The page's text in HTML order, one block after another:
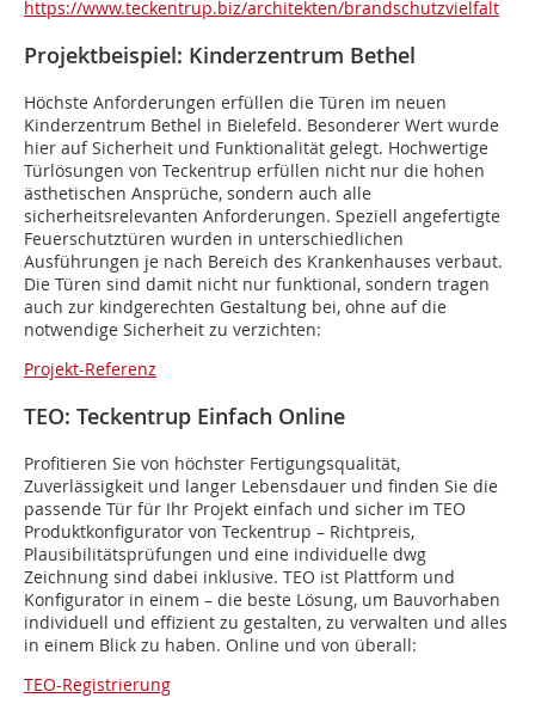
https://www.teckentrup.biz/architekten/brandschutzvielfalt
Projektbeispiel: Kinderzentrum Bethel
Höchste Anforderungen erfüllen die Türen im neuen
Kinderzentrum Bethel in Bielefeld. Besonderer Wert wurde
hier auf Sicherheit und Funktionalität gelegt. Hochwertige
Türlösungen von Teckentrup erfüllen nicht nur die hohen
ästhetischen Ansprüche, sondern auch alle
sicherheitsrelevanten Anforderungen. Speziell angefertigte
Feuerschutztüren wurden in unterschiedlichen
Ausführungen je nach Bereich des Krankenhauses verbaut.
Die Türen sind damit nicht nur funktional, sondern tragen
auch zur kindgerechten Gestaltung bei, ohne auf die
notwendige Sicherheit zu verzichten:
Projekt-Referenz
TEO: Teckentrup Einfach Online
Profitieren Sie von höchster Fertigungsqualität,
Zuverlässigkeit und langer Lebensdauer und finden Sie die
passende Tür für Ihr Projekt einfach und sicher im TEO
Produktkonfigurator von Teckentrup – Richtpreis,
Plausibilitätsprüfungen und eine individuelle dwg
Zeichnung sind dabei inklusive. TEO ist Plattform und
Konfigurator in einem – die beste Lösung, um Bauvorhaben
individuell und effizient zu gestalten, zu verwalten und alles
in einem Blick zu haben. Online und von überall:
TEO-Registrierung